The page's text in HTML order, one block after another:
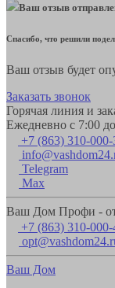
Ваш отзыв
Спасибо, что решили
Ваш отзыв будет
Заказать звонок
Горячая линия и
Ежедневно с 7:00
+7 (863) 310-000-
Telegram
Max
Ваш Дом Профи -
+7 (863) 310-000-
Ваш Дом